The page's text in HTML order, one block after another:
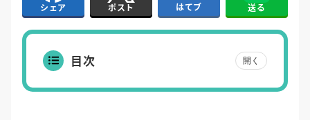
シェア ポスト はてブ 送る
目次 開く